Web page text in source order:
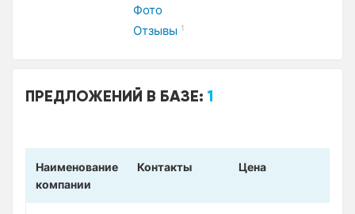
Фото
Отзывы 1
ПРЕДЛОЖЕНИЙ В БАЗЕ:1
Наименование
компании
Контакты Цена